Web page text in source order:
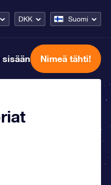
DKK Suomi
Nimeä tähti!